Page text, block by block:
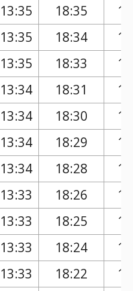
13:35 18:35
13:35 18:34
13:35 18:33
13:34 18:31
13:34 18:30
13:34 18:29
13:34 18:28
13:33 18:26
13:33 18:25
13:33 18:24
13:33 18:22